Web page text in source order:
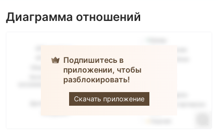
Диаграмма отношений
Подпишитесь в
приложении, чтобы
разблокировать!
Скачать приложение
Coininvest